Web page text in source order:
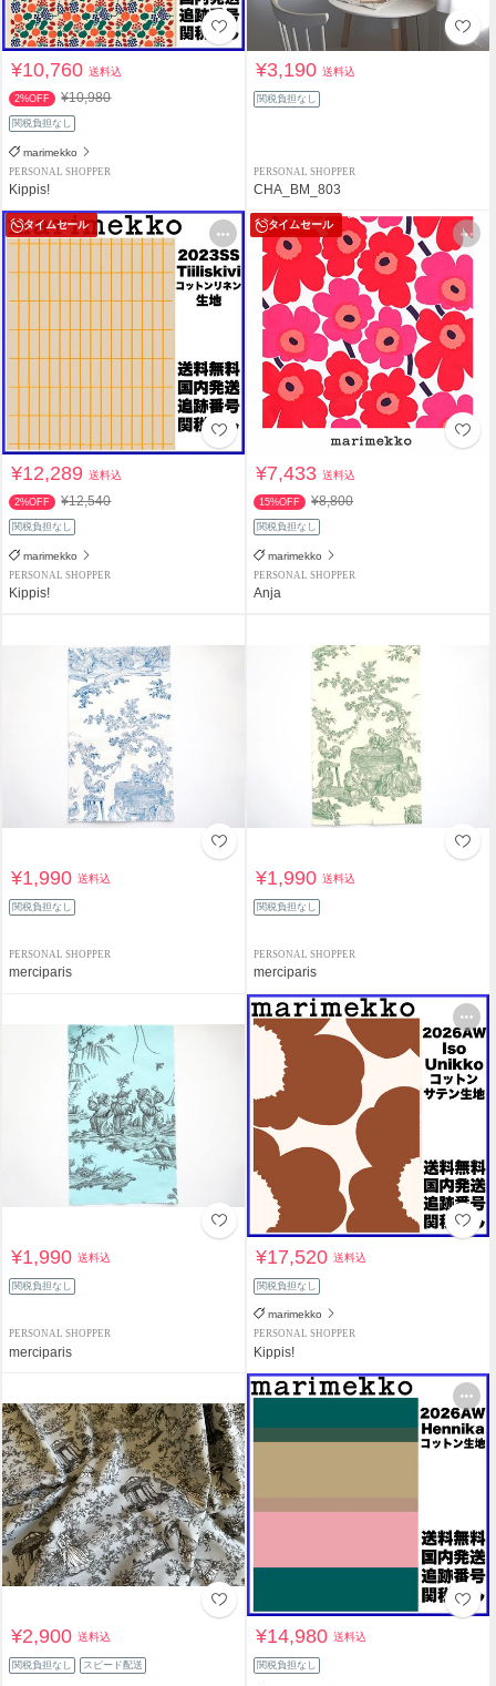
¥10,760送料込
2%OFF ¥10,980
関税負担なし
marimekko
PERSONAL SHOPPER
Kippis!
¥3,190送料込
関税負担なし
PERSONAL SHOPPER
CHA_BM_803
タイムセール
¥12,289送料込
2%OFF ¥12,540
関税負担なし
marimekko
PERSONAL SHOPPER
Kippis!
タイムセール
¥7,433送料込
15%OFF ¥8,800
関税負担なし
marimekko
PERSONAL SHOPPER
Anja
¥1,990送料込
関税負担なし
PERSONAL SHOPPER
merciparis
¥1,990送料込
関税負担なし
PERSONAL SHOPPER
merciparis
¥1,990送料込
関税負担なし
PERSONAL SHOPPER
merciparis
¥17,520送料込
関税負担なし
marimekko
PERSONAL SHOPPER
Kippis!
¥2,900送料込
関税負担なし スピード配送
¥14,980送料込
関税負担なし